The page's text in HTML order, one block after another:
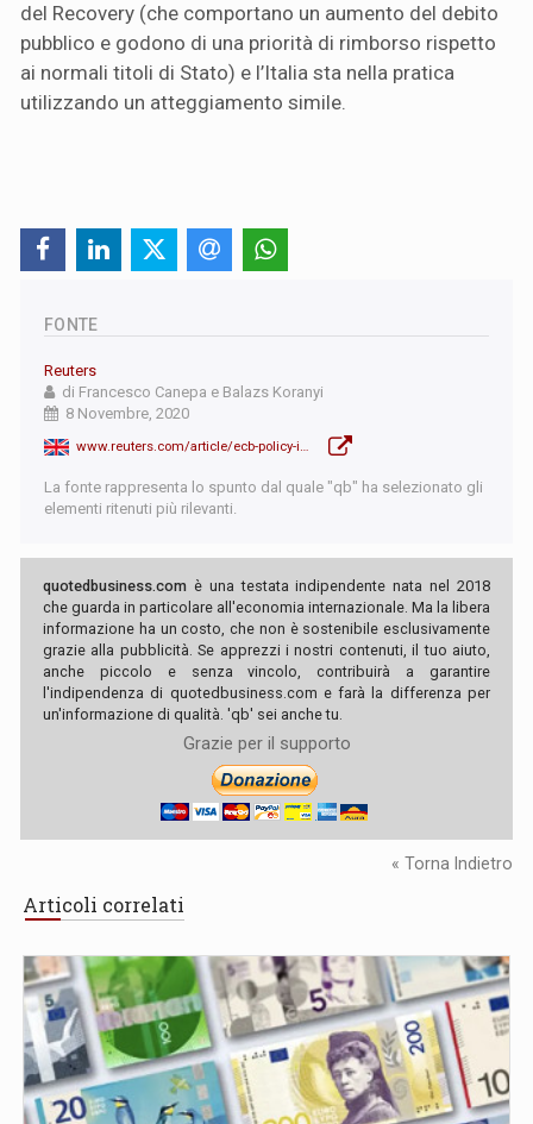
del Recovery (che comportano un aumento del debito
pubblico e godono di una priorità di rimborso rispetto
ai normali titoli di Stato) e l’Italia sta nella pratica
utilizzando un atteggiamento simile.
FONTE
Reuters
di Francesco Canepa e Balazs Koranyi
8 Novembre, 2020
www.reuters.com/article/ecb-policy-idUSKBN27J24H
La fonte rappresenta lo spunto dal quale "qb" ha selezionato gli
elementi ritenuti più rilevanti.
quotedbusiness.com è una testata indipendente nata nel 2018
che guarda in particolare all'economia internazionale. Ma la libera
informazione ha un costo, che non è sostenibile esclusivamente
grazie alla pubblicità. Se apprezzi i nostri contenuti, il tuo aiuto,
anche piccolo e senza vincolo, contribuirà a garantire
l'indipendenza di quotedbusiness.com e farà la differenza per
un'informazione di qualità. 'qb' sei anche tu.
Grazie per il supporto
« Torna Indietro
Articoli correlati